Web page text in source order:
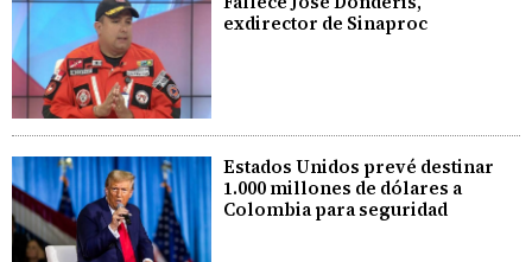
exdirector de Sinaproc
Estados Unidos prevé destinar
1.000 millones de dólares a
Colombia para seguridad